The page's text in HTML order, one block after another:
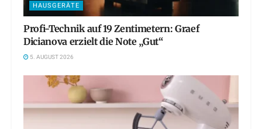
HAUSGERÄTE
Profi-Technik auf 19 Zentimetern: Graef
Dicianova erzielt die Note „Gut“
5. AUGUST 2026